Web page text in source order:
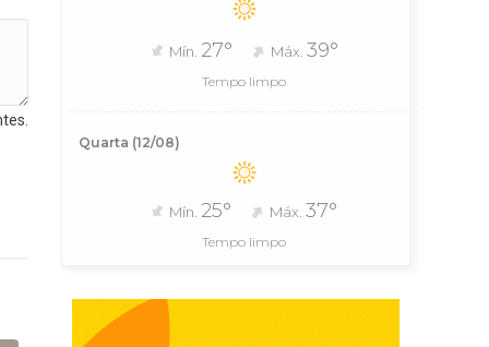
Mín. 27° Máx. 39°
Tempo limpo
Quarta (12/08)
Mín. 25° Máx.37°
Tempo limpo